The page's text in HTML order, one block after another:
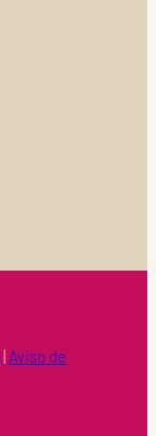
Aviso de